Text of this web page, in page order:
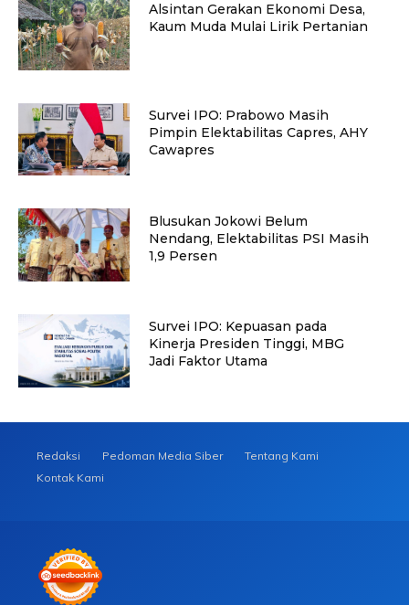
Alsintan Gerakan Ekonomi Desa,
Kaum Muda Mulai Lirik Pertanian
Survei IPO: Prabowo Masih
Pimpin Elektabilitas Capres, AHY
Cawapres
Blusukan Jokowi Belum
Nendang, Elektabilitas PSI Masih
1,9 Persen
Survei IPO: Kepuasan pada
Kinerja Presiden Tinggi, MBG
Jadi Faktor Utama
Redaksi Pedoman Media Siber
Tentang Kami
Kontak Kami